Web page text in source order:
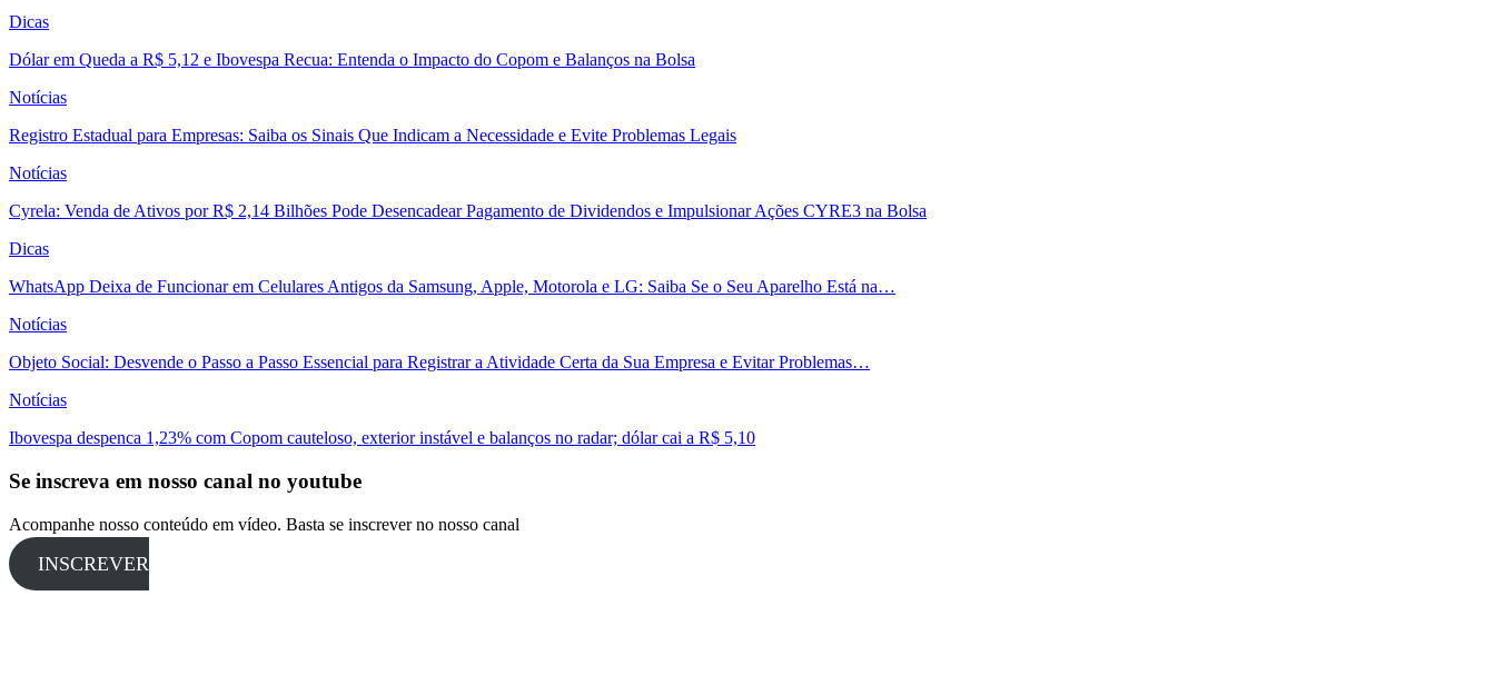
Dicas
Dólar em Queda a R$ 5,12 e Ibovespa Recua: Entenda o Impacto do Copom e Balanços na Bolsa
Notícias
Registro Estadual para Empresas: Saiba os Sinais Que Indicam a Necessidade e Evite Problemas Legais
Notícias
Cyrela: Venda de Ativos por R$ 2,14 Bilhões Pode Desencadear Pagamento de Dividendos e Impulsionar Ações CYRE3 na Bolsa
Dicas
WhatsApp Deixa de Funcionar em Celulares Antigos da Samsung, Apple, Motorola e LG: Saiba Se o Seu Aparelho Está na…
Notícias
Objeto Social: Desvende o Passo a Passo Essencial para Registrar a Atividade Certa da Sua Empresa e Evitar Problemas…
Notícias
Ibovespa despenca 1,23% com Copom cauteloso, exterior instável e balanços no radar; dólar cai a R$ 5,10
Se inscreva em nosso canal no youtube
Acompanhe nosso conteúdo em vídeo. Basta se inscrever no nosso canal
INSCREVER